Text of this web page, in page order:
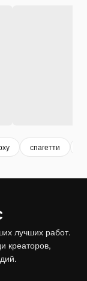
спагетти
лучших работ.
креаторов,